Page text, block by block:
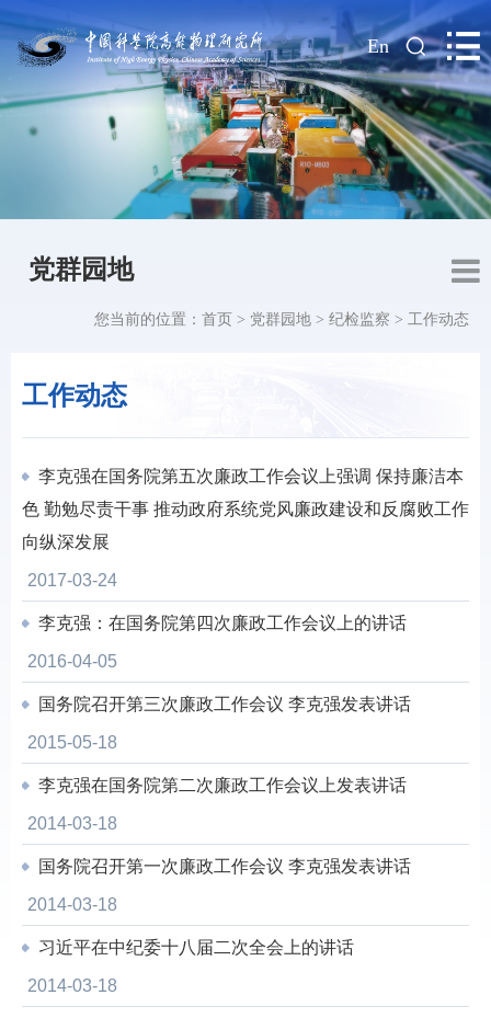
| En
党群园地
工作动态
您当前的位置： 首页 > 党群园地 > 纪检监察 > 工作动态
李克强在国务院第五次廉政工作会议上强调 保持廉洁本
色 勤勉尽责干事 推动政府系统党风廉政建设和反腐败工作
向纵深发展
2017-03-24
李克强：在国务院第四次廉政工作会议上的讲话
2016-04-05
国务院召开第三次廉政工作会议 李克强发表讲话
2015-05-18
李克强在国务院第二次廉政工作会议上发表讲话
2014-03-18
国务院召开第一次廉政工作会议 李克强发表讲话
2014-03-18
习近平在中纪委十八届二次全会上的讲话
2014-03-18